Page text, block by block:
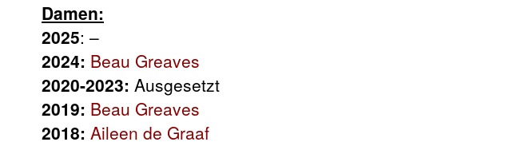
Damen:
2025: –
2024: Beau Greaves
2020-2023: Ausgesetzt
2019: Beau Greaves
2018: Aileen de Graaf